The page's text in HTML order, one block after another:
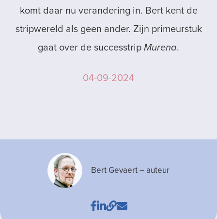
komt daar nu verandering in. Bert kent de
stripwereld als geen ander. Zijn primeurstuk
gaat over de successtripMurena.
04-09-2024
Bert Gevaert– auteur